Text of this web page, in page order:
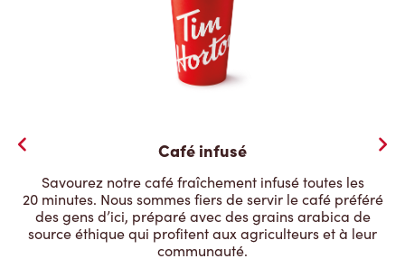
Café infusé
Savourez notre café fraîchement infusé toutes les
20 minutes. Nous sommes fiers de servir le café préféré
des gens d’ici, préparé avec des grains arabica de
source éthique qui profitent aux agriculteurs et à leur
communauté.